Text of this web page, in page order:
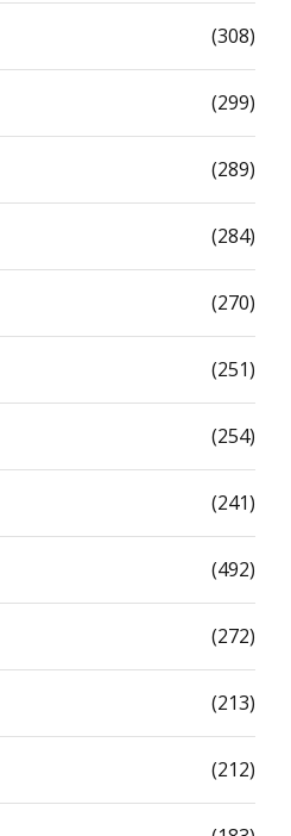
(308)
(299)
(289)
(284)
(270)
(251)
(254)
(241)
(492)
(272)
(213)
(212)